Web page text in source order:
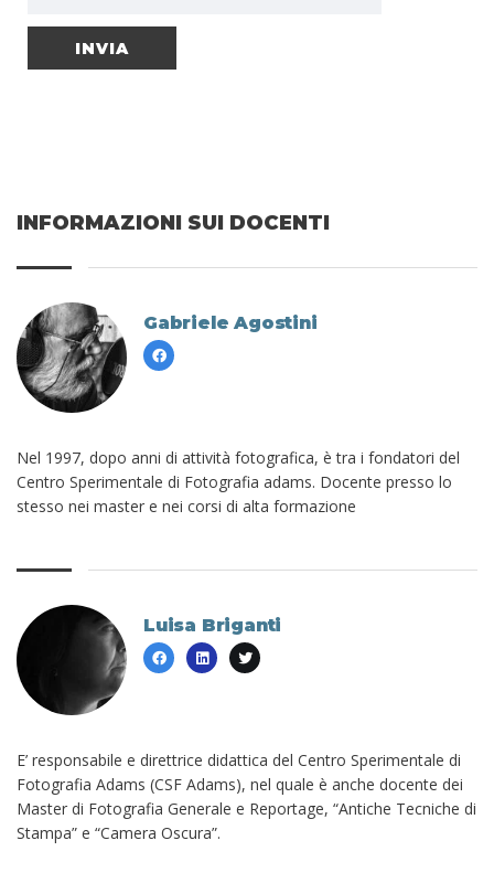
INFORMAZIONI SUI DOCENTI
Gabriele Agostini
Nel 1997, dopo anni di attività fotografica, è tra i fondatori del
Centro Sperimentale di Fotografia adams. Docente presso lo
stesso nei master e nei corsi di alta formazione
Luisa Briganti
E’ responsabile e direttrice didattica del Centro Sperimentale di
Fotografia Adams (CSF Adams), nel quale è anche docente dei
Master di Fotografia Generale e Reportage, “Antiche Tecniche di
Stampa” e “Camera Oscura”.